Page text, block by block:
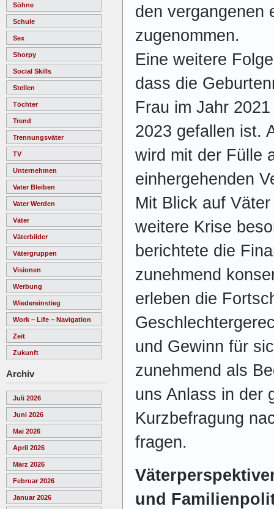
Söhne
Schule
Sex
Shorpy
Social Skills
Stellen
Töchter
Trend
Trennungsväter
TV
Unternehmen
Vater Bleiben
Vater Werden
Väter
Väterbilder
Vätergruppen
Visionen
Werbung
Wiedereinstieg
Work – Life – Navigation
Zeit
Zukunft
Archiv
Juli 2026
Juni 2026
Mai 2026
April 2026
März 2026
Februar 2026
Januar 2026
den vergangenen
zugenommen.
Eine weitere
dass die
Frau im Jahr
2023 gefallen ist.
wird mit der Fülle
einhergehenden
Mit Blick auf
weitere Krise
berichtete die
zunehmend
erleben die
und Gewinn für
zunehmend als
uns Anlass in der
Kurzbefragung
fragen.
und